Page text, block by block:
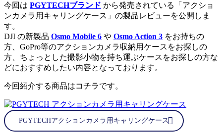
今回は PGYTECHブランド から発売されている「アクショ
ンカメラ用キャリングケース」の製品レビューを公開しま
す。
DJI の新製品 Osmo Mobile 6 や Osmo Action 3 をお持ちの
方、GoPro等のアクションカメラ収納用ケースをお探しの
方、ちょっとした撮影小物を持ち運ぶケースをお探しの方な
どにおすすめしたい内容となっております。
今回紹介する商品はコチラです。
PGYTECHアクションカメラ用キャリングケース